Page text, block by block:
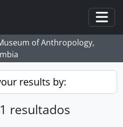
of Anthropology,
results by:
resultados